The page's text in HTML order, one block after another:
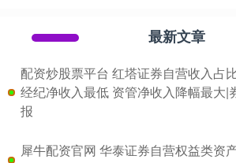
最新文章
配资炒股票平台 红塔证券自营收入占
经纪净收入最低 资管净收入降幅最大|
报
犀牛配资官网 华泰证券自营权益类资